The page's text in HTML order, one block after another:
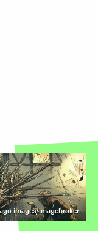
images/imagebroker